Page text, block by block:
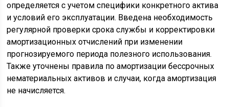
определяется с учетом специфики конкретного актива
и условий его эксплуатации. Введена необходимость
регулярной проверки срока службы и корректировки
амортизационных отчислений при изменении
прогнозируемого периода полезного использования.
Также уточнены правила по амортизации бессрочных
нематериальных активов и случаи, когда амортизация
не начисляется.